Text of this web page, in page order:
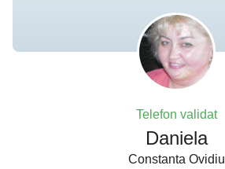
Telefon validat
Daniela
Constanta Ovidiu